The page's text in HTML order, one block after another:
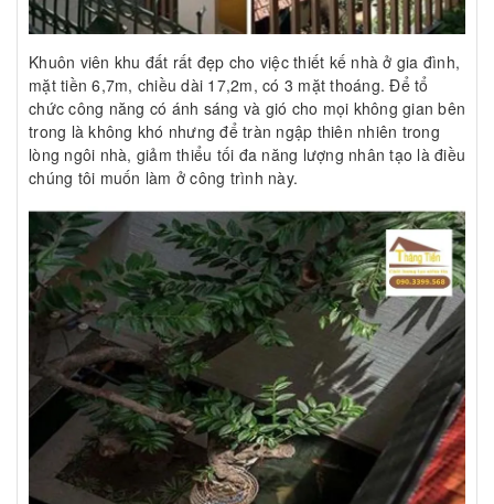
Khuôn viên khu đất rất đẹp cho việc thiết kế nhà ở gia đình,
mặt tiền 6,7m, chiều dài 17,2m, có 3 mặt thoáng. Để tổ
chức công năng có ánh sáng và gió cho mọi không gian bên
trong là không khó nhưng để tràn ngập thiên nhiên trong
lòng ngôi nhà, giảm thiểu tối đa năng lượng nhân tạo là điều
chúng tôi muốn làm ở công trình này.